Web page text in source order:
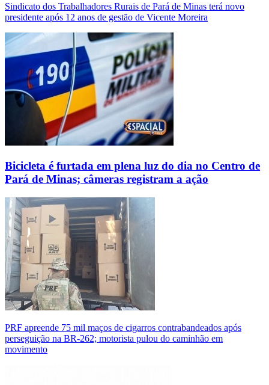
Sindicato dos Trabalhadores Rurais de Pará de Minas terá novo
presidente após 12 anos de gestão de Vicente Moreira
Bicicleta é furtada em plena luz do dia no Centro de
Pará de Minas; câmeras registram a ação
PRF apreende 75 mil maços de cigarros contrabandeados após
perseguição na BR-262; motorista pulou do caminhão em
movimento